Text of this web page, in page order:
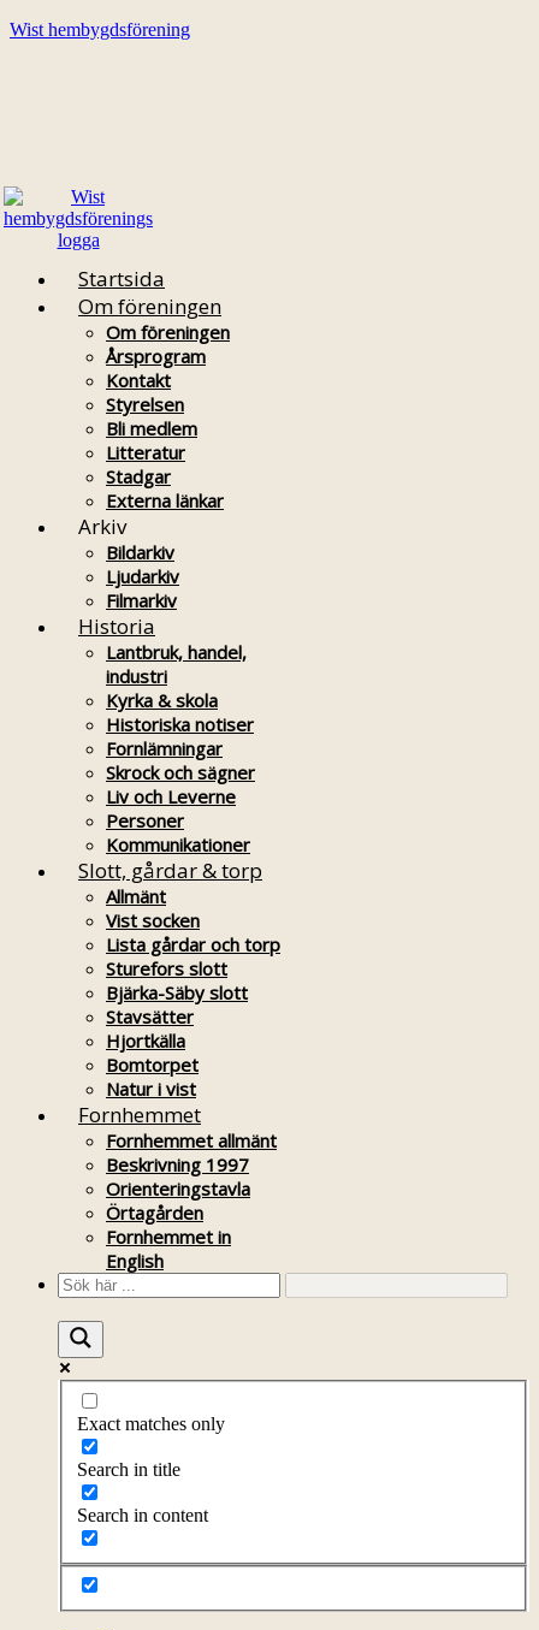
Wist hembygdsförening
Startsida
Om föreningen
Om föreningen
Årsprogram
Kontakt
Styrelsen
Bli medlem
Litteratur
Stadgar
Externa länkar
Arkiv
Bildarkiv
Ljudarkiv
Filmarkiv
Historia
Lantbruk, handel,
industri
Kyrka & skola
Historiska notiser
Fornlämningar
Skrock och sägner
Liv och Leverne
Personer
Kommunikationer
Slott, gårdar & torp
Allmänt
Vist socken
Lista gårdar och torp
Sturefors slott
Bjärka-Säby slott
Stavsätter
Hjortkälla
Bomtorpet
Natur i vist
Fornhemmet
Fornhemmet allmänt
Beskrivning 1997
Orienteringstavla
Örtagården
Fornhemmet in
English
Exact matches only
Search in title
Search in content